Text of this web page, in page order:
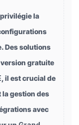
la
Des solutions
version gratuite
, il est crucial de
gestion des
avec